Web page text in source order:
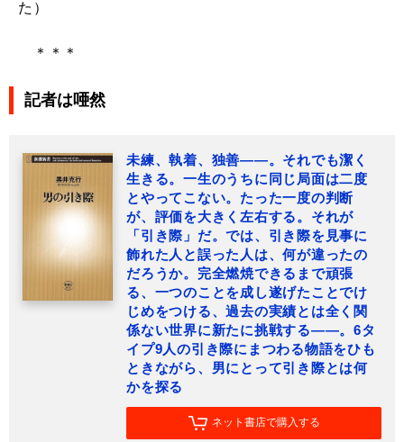
た）
＊＊＊
記者は唖然
未練、執着、独善――。それでも潔く
生きる。一生のうちに同じ局面は二度
とやってこない。たった一度の判断
が、評価を大きく左右する。それが
「引き際」だ。では、引き際を見事に
飾れた人と誤った人は、何が違ったの
だろうか。完全燃焼できるまで頑張
る、一つのことを成し遂げたことでけ
じめをつける、過去の実績とは全く関
係ない世界に新たに挑戦する――。6タ
イプ9人の引き際にまつわる物語をひも
ときながら、男にとって引き際とは何
かを探る
ネット書店で購入する